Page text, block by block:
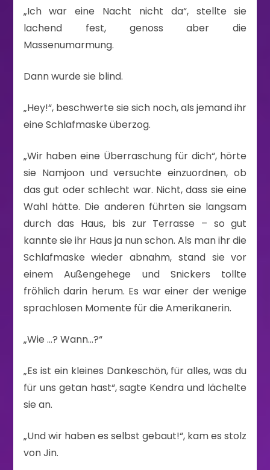
„Ich war eine Nacht nicht da“, stellte sie
lachend fest, genoss aber die
Massenumarmung.
Dann wurde sie blind.
„Hey!“, beschwerte sie sich noch, als jemand ihr
eine Schlafmaske überzog.
„Wir haben eine Überraschung für dich“, hörte
sie Namjoon und versuchte einzuordnen, ob
das gut oder schlecht war. Nicht, dass sie eine
Wahl hätte. Die anderen führten sie langsam
durch das Haus, bis zur Terrasse – so gut
kannte sie ihr Haus ja nun schon. Als man ihr die
Schlafmaske wieder abnahm, stand sie vor
einem Außengehege und Snickers tollte
fröhlich darin herum. Es war einer der wenige
sprachlosen Momente für die Amerikanerin.
„Wie …? Wann…?“
„Es ist ein kleines Dankeschön, für alles, was du
für uns getan hast“, sagte Kendra und lächelte
sie an.
„Und wir haben es selbst gebaut!“, kam es stolz
von Jin.